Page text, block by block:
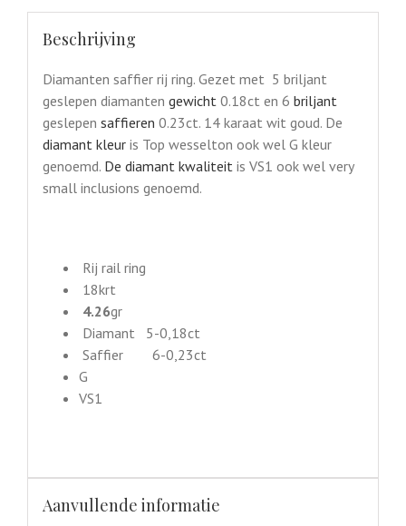
Beschrijving
Diamanten saffier rij ring. Gezet met 5 briljant
geslepen diamanten gewicht 0.18ct en 6 briljant
geslepen saffieren 0.23ct. 14 karaat wit goud. De
diamant kleuris Top wesselton ook wel G kleur
genoemd. De diamant kwaliteit is VS1 ook wel very
small inclusions genoemd.
Rij rail ring
18krt
4.26gr
Diamant 5-0,18ct
Saffier 6-0,23ct
G
VS1
Aanvullende informatie